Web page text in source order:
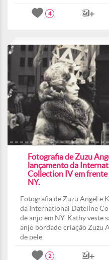
4
Fotografia de Zuzu
lançamento da
Collection IV em
NY.
Fotografia de Zuzu Angel e
da International Dateline
de anjo em NY. Kathy veste
anjo bordado criação Zuzu
de pele.
2